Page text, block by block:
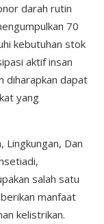
darah rutin
70
kebutuhan stok
aktif insan
diharapkan dapat
yang
Dan
salah satu
manfaat
kelistrikan.